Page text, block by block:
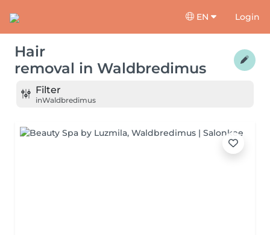
EN Login
Hair
removal in Waldbredimus
Filter
inWaldbredimus